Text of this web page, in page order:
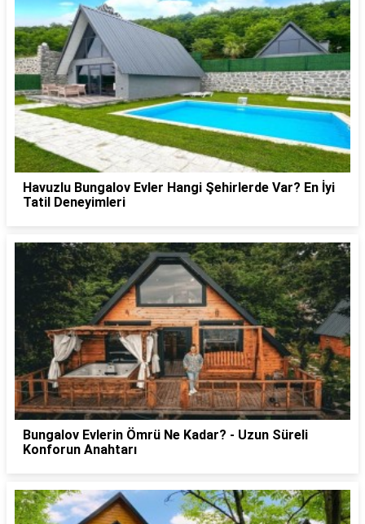
Havuzlu Bungalov Evler Hangi Şehirlerde Var? En İyi
Tatil Deneyimleri
Bungalov Evlerin Ömrü Ne Kadar? - Uzun Süreli
Konforun Anahtarı